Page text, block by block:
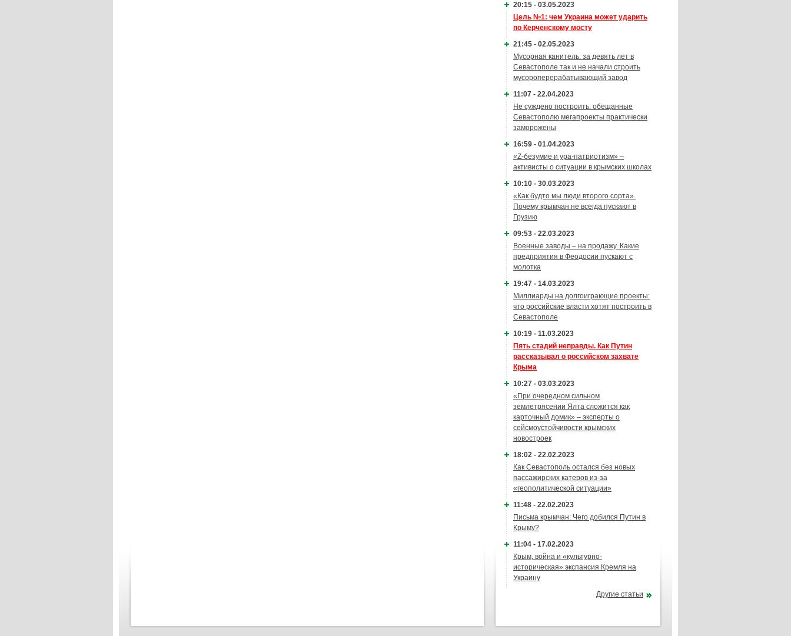
20:15 - 03.05.2023
Цель №1: чем Украина может ударить
по Керченскому мосту
21:45 - 02.05.2023
Мусорная канитель: за девять лет в
Севастополе так и не начали строить
мусороперерабатывающий завод
11:07 - 22.04.2023
Не суждено построить: обещанные
Севастополю мегапроекты практически
заморожены
16:59 - 01.04.2023
«Z-безумие и ура-патриотизм» –
активисты о ситуации в крымских школах
10:10 - 30.03.2023
«Как будто мы люди второго сорта».
Почему крымчан не всегда пускают в
Грузию
09:53 - 22.03.2023
Военные заводы – на продажу. Какие
предприятия в Феодосии пускают с
молотка
19:47 - 14.03.2023
Миллиарды на долгоиграющие проекты:
что российские власти хотят построить в
Севастополе
10:19 - 11.03.2023
Пять стадий неправды. Как Путин
рассказывал о российском захвате
Крыма
10:27 - 03.03.2023
«При очередном сильном
землетрясении Ялта сложится как
карточный домик» – эксперты о
сейсмоустойчивости крымских
новостроек
18:02 - 22.02.2023
Как Севастополь остался без новых
пассажирских катеров из-за
«геополитической ситуации»
11:48 - 22.02.2023
Письма крымчан: Чего добился Путин в
Крыму?
11:04 - 17.02.2023
Крым, война и «культурно-
историческая» экспансия Кремля на
Украину
Другие статьи